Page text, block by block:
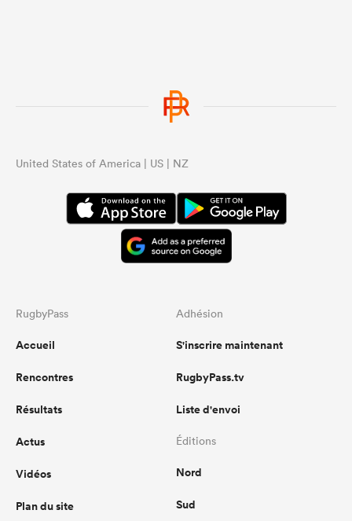
United States of America | US | NZ
RugbyPass
Accueil
Rencontres
Résultats
Actus
Vidéos
Plan du site
Adhésion
S'inscrire maintenant
RugbyPass.tv
Liste d'envoi
Éditions
Nord
Sud